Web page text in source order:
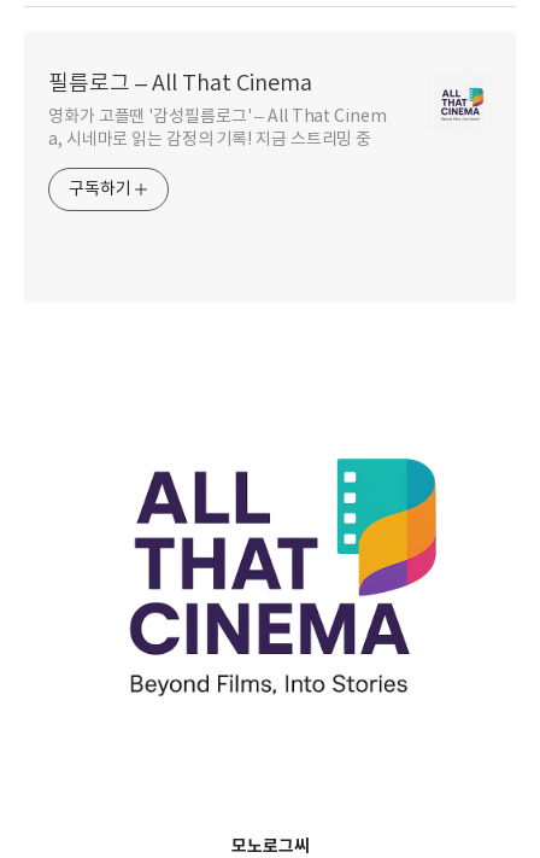
필름로그 – All That Cinema
영화가 고플땐 '감성필름로그' – All That Cinem
a, 시네마로 읽는 감정의 기록! 지금 스트리밍 중
구독하기
모노로그씨